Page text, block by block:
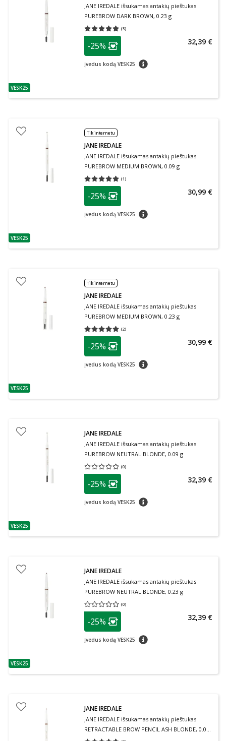
patarimas
VESK25
JANE IREDALE išsukamas antakių pieštukas
PUREBROW DARK BROWN, 0.23 g
(3)
Vidutinis įvertinimas 5.00
patarimas
Lojalumo klubo narių nuolaida
-25%
Įvedus kodą VESK25 patarimas
32,39 €
patarimas
VESK25
Tik internetu
JANE IREDALE
JANE IREDALE išsukamas antakių pieštukas
PUREBROW MEDIUM BROWN, 0.09 g
(1)
Vidutinis įvertinimas 5.00
patarimas
Lojalumo klubo narių nuolaida
-25%
Įvedus kodą VESK25 patarimas
30,99 €
patarimas
VESK25
Tik internetu
JANE IREDALE
JANE IREDALE išsukamas antakių pieštukas
PUREBROW MEDIUM BROWN, 0.23 g
(2)
Vidutinis įvertinimas 5.00
patarimas
Lojalumo klubo narių nuolaida
-25%
Įvedus kodą VESK25 patarimas
30,99 €
patarimas
VESK25
JANE IREDALE
JANE IREDALE išsukamas antakių pieštukas
PUREBROW NEUTRAL BLONDE, 0.09 g
(0)
Vidutinis įvertinimas 0.00
patarimas
Lojalumo klubo narių nuolaida
-25%
Įvedus kodą VESK25 patarimas
32,39 €
patarimas
VESK25
JANE IREDALE
JANE IREDALE išsukamas antakių pieštukas
PUREBROW NEUTRAL BLONDE, 0.23 g
(0)
Vidutinis įvertinimas 0.00
patarimas
Lojalumo klubo narių nuolaida
-25%
Įvedus kodą VESK25 patarimas
32,39 €
JANE IREDALE
JANE IREDALE išsukamas antakių pieštukas
RETRACTABLE BROW PENCIL ASH BLONDE, 0.09
g